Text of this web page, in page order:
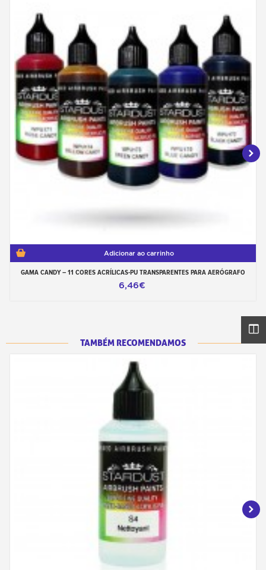
Adicionar ao carrinho
GAMA CANDY – 11 CORES ACRÍLICAS-PU TRANSPARENTES PARA AERÓGRAFO
6,46€
TAMBÉM RECOMENDAMOS